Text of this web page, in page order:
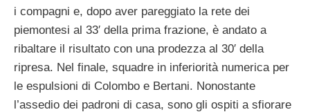
i compagni e, dopo aver pareggiato la rete dei
piemontesi al 33′ della prima frazione, è andato a
ribaltare il risultato con una prodezza al 30′ della
ripresa. Nel finale, squadre in inferiorità numerica per
le espulsioni di Colombo e Bertani. Nonostante
l’assedio dei padroni di casa, sono gli ospiti a sfiorare